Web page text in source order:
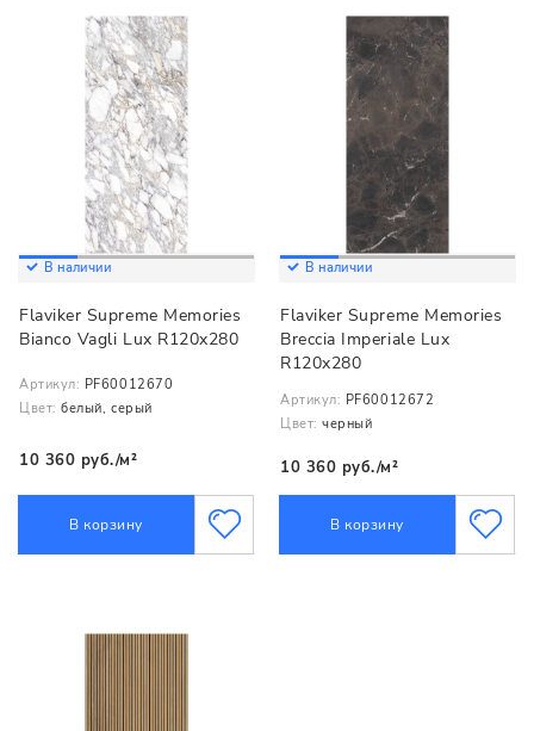
В наличии
Flaviker Supreme Memories
Bianco Vagli Lux R120x280
Артикул: PF60012670
Цвет: белый, серый
10 360 руб./м²
В корзину
В наличии
Flaviker Supreme Memories
Breccia Imperiale Lux
R120x280
Артикул: PF60012672
Цвет: черный
10 360 руб./м²
В корзину